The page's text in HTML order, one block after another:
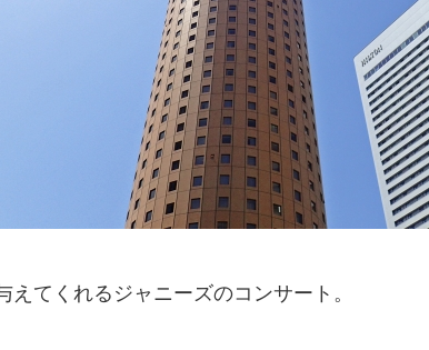
えてくれるジャニーズのコンサート。